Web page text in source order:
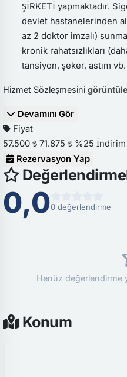
ŞİRKETİ yapmaktadır.
devlet hastanelerinden
az 2 doktor imzalı)
kronik rahatsızlıkları
tansiyon, şeker, astım
Hizmet Sözleşmesini
Devamını Gör
Fiyat
57.500 ₺ 71.875 ₺ %25 İndirim
Rezervasyon Yap
0,00 değerlendirme
Henüz değerlendirme
Konum